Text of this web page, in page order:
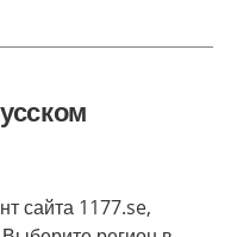
сайта 1177.se,